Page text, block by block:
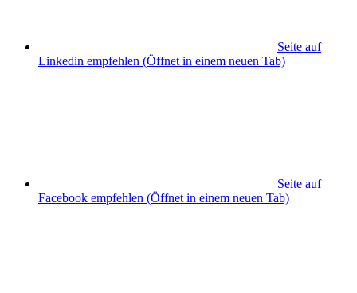
Seite auf
Linkedin empfehlen (Öffnet in einem neuen Tab)
Seite auf
Facebook empfehlen (Öffnet in einem neuen Tab)